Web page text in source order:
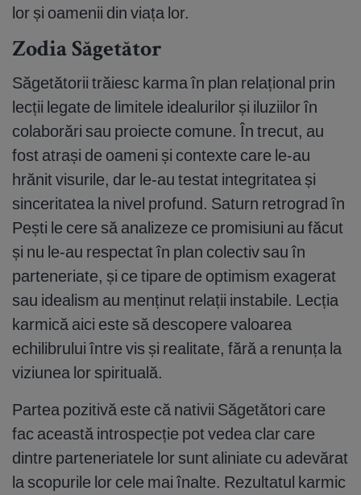
lor și oamenii din viața lor.
Zodia Săgetător
Săgetătorii trăiesc karma în plan relațional prin
lecții legate de limitele idealurilor și iluziilor în
colaborări sau proiecte comune. În trecut, au
fost atrași de oameni și contexte care le-au
hrănit visurile, dar le-au testat integritatea și
sinceritatea la nivel profund. Saturn retrograd în
Pești le cere să analizeze ce promisiuni au făcut
și nu le-au respectat în plan colectiv sau în
parteneriate, și ce tipare de optimism exagerat
sau idealism au menținut relații instabile. Lecția
karmică aici este să descopere valoarea
echilibrului între vis și realitate, fără a renunța la
viziunea lor spirituală.
Partea pozitivă este că nativii Săgetători care
fac această introspecție pot vedea clar care
dintre parteneriatele lor sunt aliniate cu adevărat
la scopurile lor cele mai înalte. Rezultatul karmic